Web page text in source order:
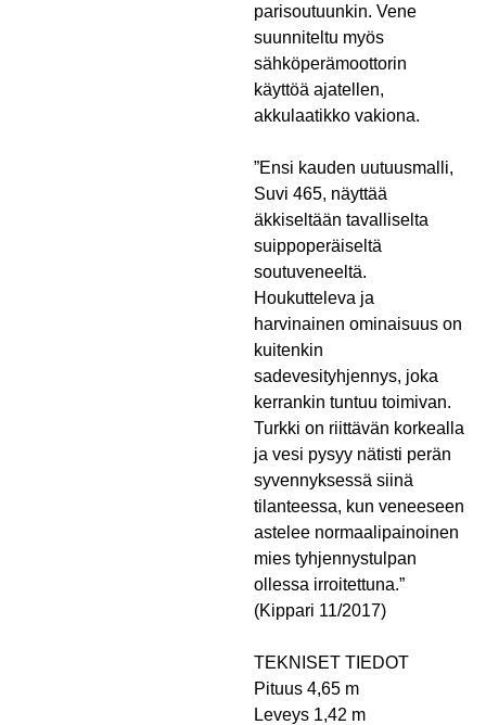
parisoutuunkin. Vene
suunniteltu myös
sähköperämoottorin
käyttöä ajatellen,
akkulaatikko vakiona.
”Ensi kauden uutuusmalli,
Suvi 465, näyttää
äkkiseltään tavalliselta
suippoperäiseltä
soutuveneeltä.
Houkutteleva ja
harvinainen ominaisuus on
kuitenkin
sadevesityhjennys, joka
kerrankin tuntuu toimivan.
Turkki on riittävän korkealla
ja vesi pysyy nätisti perän
syvennyksessä siinä
tilanteessa, kun veneeseen
astelee normaalipainoinen
mies tyhjennystulpan
ollessa irroitettuna.”
(Kippari 11/2017)
TEKNISET TIEDOT
Pituus 4,65 m
Leveys 1,42 m